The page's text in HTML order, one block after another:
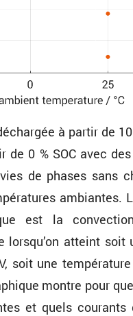
à partir de
de 0 % SOC avec
de phases sans
ambiantes.
est la
lorsqu’on atteint soit
soit une
montre pour
et quels courants